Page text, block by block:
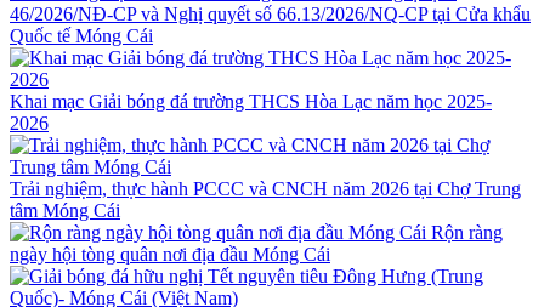
46/2026/NĐ-CP và Nghị quyết số 66.13/2026/NQ-CP tại Cửa khẩu
Quốc tế Móng Cái
Khai mạc Giải bóng đá trường THCS Hòa Lạc năm học 2025-
2026
Trải nghiệm, thực hành PCCC và CNCH năm 2026 tại Chợ Trung
tâm Móng Cái
Rộn ràng
ngày hội tòng quân nơi địa đầu Móng Cái